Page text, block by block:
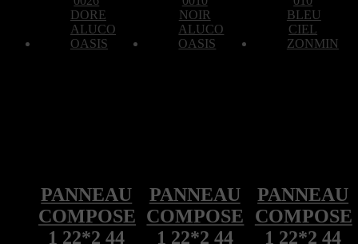
PANNEAU
COMPOSE
1 22*2 44
PANNEAU
COMPOSE
1 22*2 44
PANNEAU
COMPOSE
1 22*2 44